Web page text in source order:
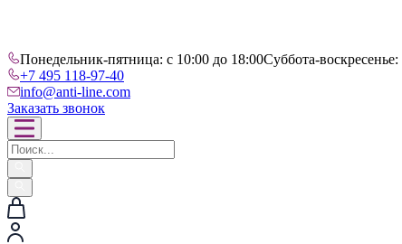
Понедельник-пятница: с 10:00 до 18:00Суббота-
+7 495 118-97-40
info@anti-line.com
Заказать звонок